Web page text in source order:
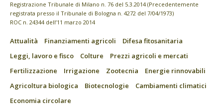
Registrazione Tribunale di Milano n. 76 del 5.3.2014 (Precedentemente
registrata presso il Tribunale di Bologna n. 4272 del 7/04/1973)
ROC n. 24344 dell’11 marzo 2014
Attualità Finanziamenti agricoli
Difesa fitosanitaria
Leggi, lavoro e fisco
Colture
Prezzi agricoli e mercati
Fertilizzazione
Irrigazione Zootecnia
Energie rinnovabili
Agricoltura biologica
Biotecnologie
Cambiamenti climatici
Economia circolare